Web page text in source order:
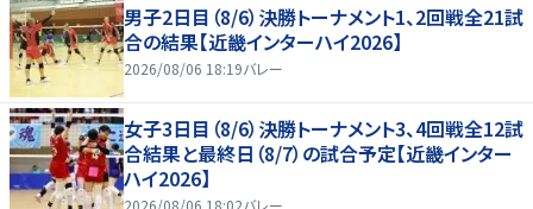
男子2日目（8/6）決勝トーナメント1、2回戦全21試
合の結果【近畿インターハイ2026】
2026/08/06 18:19バレー
女子3日目（8/6）決勝トーナメント3、4回戦全12試
合結果と最終日（8/7）の試合予定【近畿インター
ハイ2026】